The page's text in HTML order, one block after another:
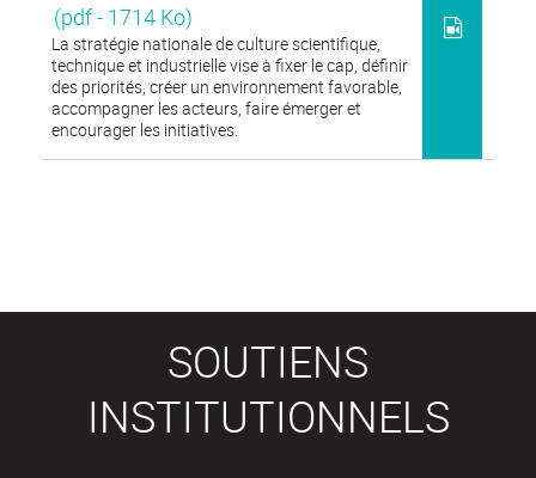
(pdf - 1714 Ko)
La stratégie nationale de culture scientifique,
technique et industrielle vise à fixer le cap, définir
des priorités, créer un environnement favorable,
accompagner les acteurs, faire émerger et
encourager les initiatives.
SOUTIENS
INSTITUTIONNELS